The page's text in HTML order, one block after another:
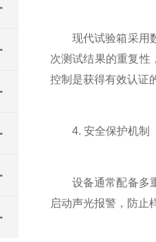
现代试验箱采用数
次测试结果的重复性
控制是获得有效认证
4. 安全保护机制
设备通常配备多重
启动声光报警，防止